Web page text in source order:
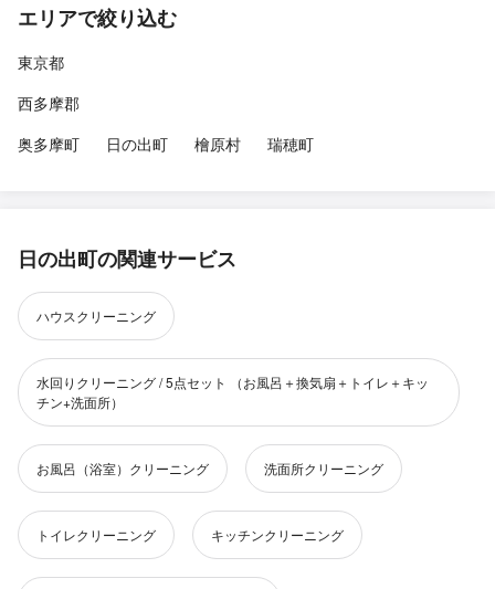
エリアで絞り込む
東京都
西多摩郡
奥多摩町
日の出町 檜原村 瑞穂町
日の出町の関連サービス
ハウスクリーニング
水回りクリーニング / 5点セット （お風呂＋換気扇＋トイレ＋キッ
チン+洗面所）
お風呂（浴室）クリーニング 洗面所クリーニング
トイレクリーニング キッチンクリーニング